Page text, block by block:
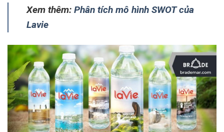
Xem thêm: Phân tích mô hình SWOT của
Lavie